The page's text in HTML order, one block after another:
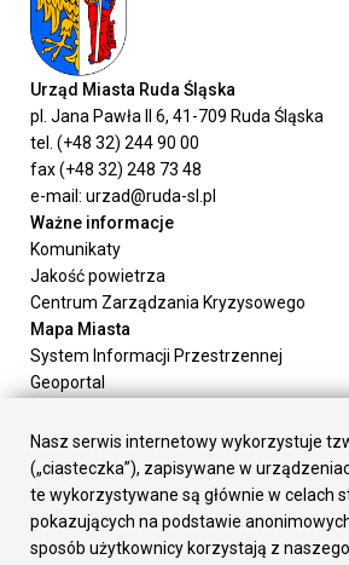
Urząd Miasta Ruda Śląska
pl. Jana Pawła II 6, 41-709 Ruda Śląska
tel. (+48 32) 244 90 00
fax (+48 32) 248 73 48
e-mail: urzad@ruda-sl.pl
Ważne informacje
Komunikaty
Jakość powietrza
Centrum Zarządzania Kryzysowego
Mapa Miasta
System Informacji Przestrzennej
Geoportal
Załatw sprawę
Prezydent Miasta
Rada Miasta
Wydziały
Elektroniczna Skrzynka Podawcza
Nasz serwis internetowy wykorzystuje
(„ciasteczka”), zapisywane w
te wykorzystywane są głównie w celach
pokazujących na podstawie
sposób użytkownicy korzystają z